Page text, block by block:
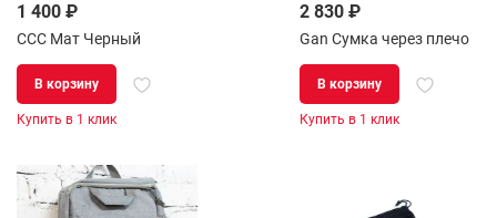
1 400 ₽
CCC Мат Черный
В корзину
Купить в 1 клик
2 830 ₽
Gan Сумка через плечо
В корзину
Купить в 1 клик